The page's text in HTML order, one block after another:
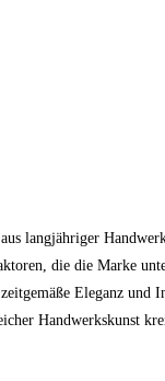
langjähriger
die die Marke
Eleganz und
Handwerkskunst